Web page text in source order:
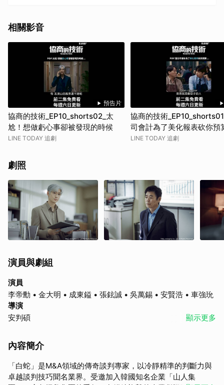
相關影音
預告片
協商的技術_EP10_shorts02_太
尬！想做虧心事卻被發現的時候
LINE TODAY 追劇
協商的技術
司會計為了美化報表砍你預
LINE TODAY 追劇
劇照
演員與劇組
演員
李帝勳 • 金大明 • 成東鎰 • 張鉉誠 • 吳萬錫 • 安賢浩 • 車強玧
導演
安判碩
顯示更多
內容簡介
「白蛇」是M&A領域的傳奇談判專家，以冷靜精準的判斷力與
卓越談判技巧聞名業界。受邀加入韓國知名企業「山人集